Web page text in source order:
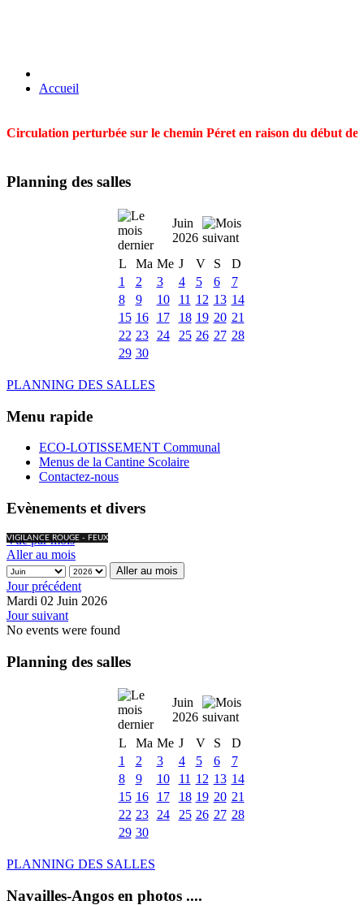
Accueil
Circulation perturbée sur le chemin Péret en raison du début
Planning des salles
Juin
2026
L
Ma Me J V S
D
1
2 3 4 5 6
7
8
9 10 11 12 13 14
15 16 17 18 19 20 21
22 23 24 25 26 27 28
29 30
PLANNING DES SALLES
Menu rapide
ECO-LOTISSEMENT Communal
Menus de la Cantine Scolaire
Contactez-nous
Evènements et divers
VIGILANCE ROUGE - FEUX
Vue par mois
Aller au mois
Aller au mois
Jour précédent
Mardi 02 Juin 2026
Jour suivant
No events were found
Planning des salles
Juin
2026
L
Ma Me J V S
D
1
2 3 4 5 6
7
8
9 10 11 12 13 14
15 16 17 18 19 20 21
22 23 24 25 26 27 28
29 30
PLANNING DES SALLES
Navailles-Angos en photos ....